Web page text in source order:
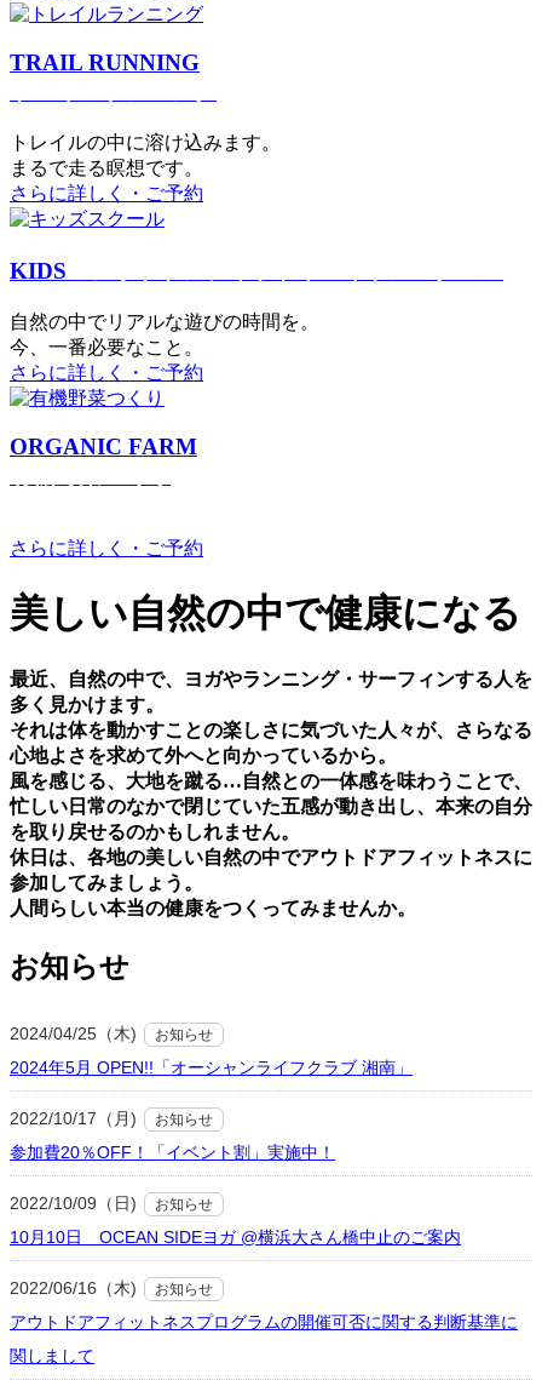
TRAIL RUNNING
トレイルの中に溶け込みます。
まるで⾛る瞑想です。
さらに詳しく・ご予約
KIDS
⾃然の中でリアルな遊びの時間を。
今、⼀番必要なこと。
さらに詳しく・ご予約
ORGANIC FARM
さらに詳しく・ご予約
美しい⾃然の中で健康になる
最近、⾃然の中で、ヨガやランニング・サーフィンする⼈を
多く⾒かけます。
それは体を動かすことの楽しさに気づいた⼈々が、さらなる
⼼地よさを求めて外へと向かっているから。
⾵を感じる、⼤地を蹴る…⾃然との⼀体感を味わうことで、
忙しい⽇常のなかで閉じていた五感が動き出し、本来の⾃分
を取り戻せるのかもしれません。
休⽇は、各地の美しい⾃然の中でアウトドアフィットネスに
参加してみましょう。
⼈間らしい本当の健康をつくってみませんか。
お知らせ
2024/04/25（木) お知らせ
2024年5月 OPEN!!「オーシャンライフクラブ 湘南」
2022/10/17（月) お知らせ
参加費20％OFF！「イベント割」実施中！
2022/10/09（日) お知らせ
10月10日 OCEAN SIDEヨガ @横浜大さん橋中止のご案内
2022/06/16（木) お知らせ
アウトドアフィットネスプログラムの開催可否に関する判断基準に
関しまして